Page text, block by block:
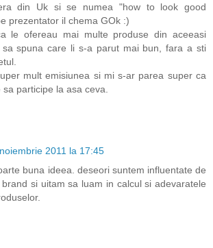
din Uk si se numea "how to look good
prezentator il chema GOk :)
le ofereau mai multe produse din aceeasi
spuna care li s-a parut mai bun, fara a sti
mult emisiunea si mi s-ar parea super ca
participe la asa ceva.
2011 la 17:45
buna ideea. deseori suntem influentate de
si uitam sa luam in calcul si adevaratele